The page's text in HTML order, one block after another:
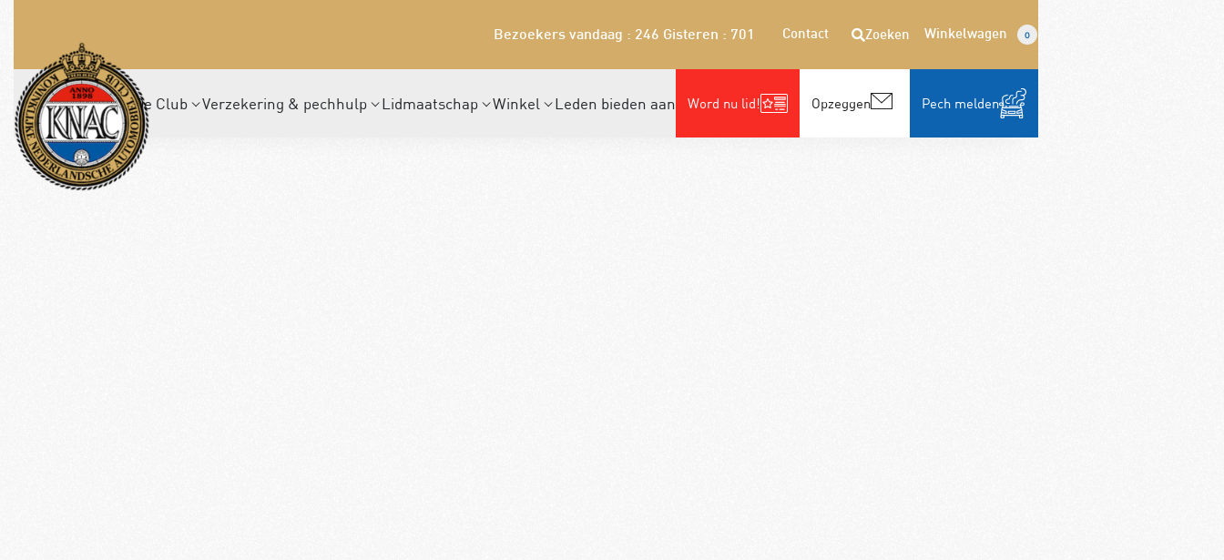
Bezoekers vandaag : 246 Gisteren : 701 Contact Zoeken Winkelwagen 0
De Club Verzekering & pechhulp Lidmaatschap Winkel Leden bieden aan Word nu lid! Opzeggen Pech melden